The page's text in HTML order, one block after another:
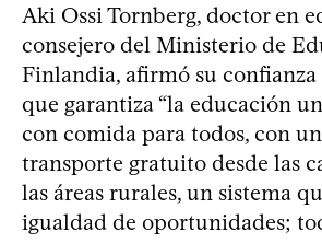
Aki Ossi Tornberg, doctor en
consejero del Ministerio de
Finlandia, afirmó su confianza
que garantiza “la educación
con comida para todos, con
transporte gratuito desde las
las áreas rurales, un sistema
igualdad de oportunidades;